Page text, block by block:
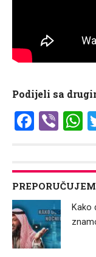
Podijeli sa
Kako